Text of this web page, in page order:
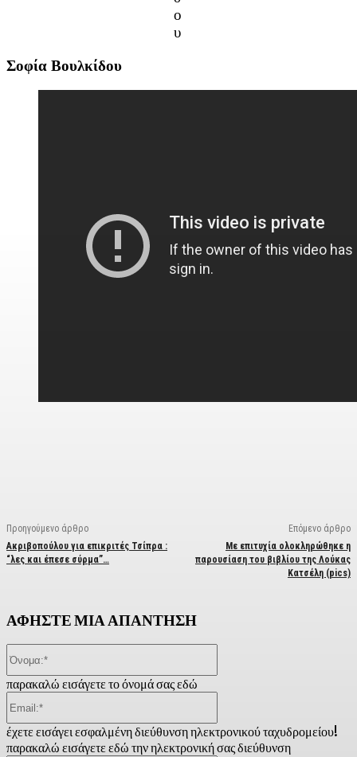
ο
υ
Σοφία Βουλκίδου
Προηγούμενο άρθρο
Ακριβοπούλου για επικριτές Τσίπρα :
“λες και έπεσε σύρμα”…
Επόμενο άρθρο
Με επιτυχία ολοκληρώθηκε η
παρουσίαση του βιβλίου της Λούκας
Κατσέλη (pics)
ΑΦΗΣΤΕ ΜΙΑ ΑΠΑΝΤΗΣΗ
παρακαλώ εισάγετε το όνομά σας εδώ
έχετε εισάγει εσφαλμένη διεύθυνση ηλεκτρονικού ταχυδρομείου!
παρακαλώ εισάγετε εδώ την ηλεκτρονική σας διεύθυνση